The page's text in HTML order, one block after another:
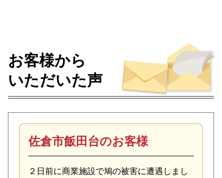
お客様から
いただいた声
佐倉市飯田台のお客様
２日前に商業施設で鳩の被害に遭遇しまし